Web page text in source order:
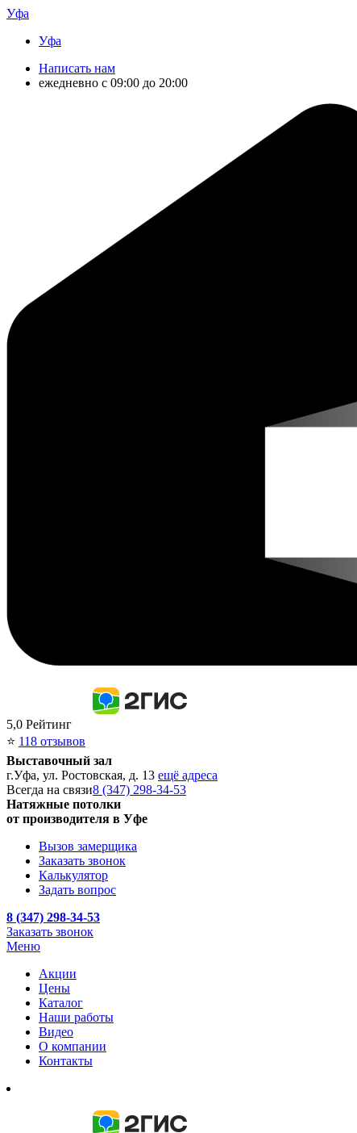
Уфа
Уфа
Написать нам
ежедневно с 09:00 до 20:00
5,0 Рейтинг
⭐ 118 отзывов
Выставочный зал
г.Уфа, ул. Ростовская, д. 13 ещё адреса
Всегда на связи8 (347) 298-34-53
Натяжные потолки
от производителя в Уфе
Вызов замерщика
Заказать звонок
Калькулятор
Задать вопрос
8 (347) 298-34-53
Заказать звонок
Меню
Акции
Цены
Каталог
Наши работы
Видео
О компании
Контакты